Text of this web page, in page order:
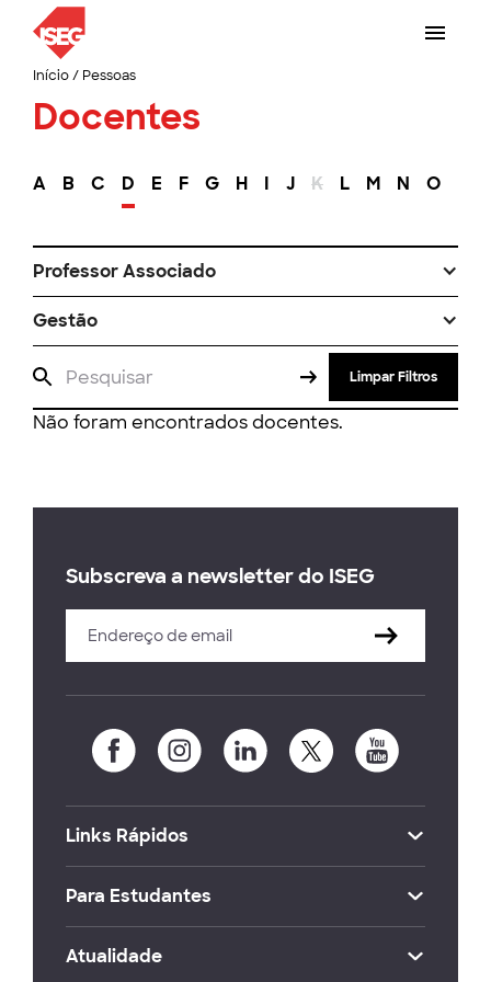
Início/ Pessoas
Docentes
A B C D E F G H I J K L M N O
Professor Associado
Gestão
Limpar Filtros
Não foram encontrados docentes.
Subscreva a newsletter do ISEG
Links Rápidos
Para Estudantes
Atualidade